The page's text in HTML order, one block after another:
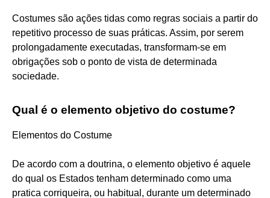
Costumes são ações tidas como regras sociais a partir do
repetitivo processo de suas práticas. Assim, por serem
prolongadamente executadas, transformam-se em
obrigações sob o ponto de vista de determinada
sociedade.
Qual é o elemento objetivo do costume?
Elementos do Costume
De acordo com a doutrina, o elemento objetivo é aquele
do qual os Estados tenham determinado como uma
pratica corriqueira, ou habitual, durante um determinado